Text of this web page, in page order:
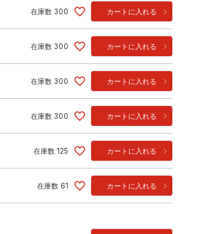
在庫数 300 カートに入れる
在庫数 300 カートに入れる
在庫数 300 カートに入れる
在庫数 300 カートに入れる
在庫数 125 カートに入れる
在庫数 61 カートに入れる